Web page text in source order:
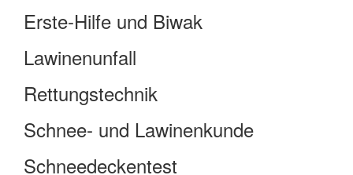
Erste-Hilfe und Biwak
Lawinenunfall
Rettungstechnik
Schnee- und Lawinenkunde
Schneedeckentest